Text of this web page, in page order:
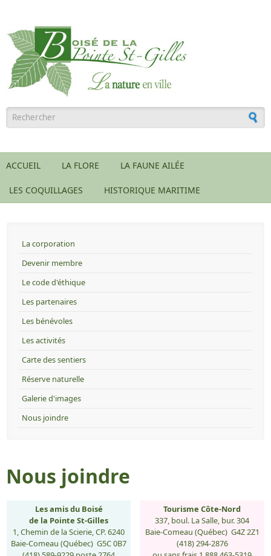
Formulaire de recherche
ACCUEIL LA FLORE LA FAUNE AILÉE
LES COQUILLAGES HISTORIQUE MARITIME
La corporation
Devenir membre
Le code d'éthique
Les partenaires
Les bénévoles
Les activités
Carte des sentiers
Réserve naturelle
Galerie d'images
Nous joindre
Nous joindre
Les amis du Boisé
de la Pointe St-Gilles
1, Chemin de la Scierie, CP. 6240
Baie-Comeau (Québec) G5C 0B7
Tourisme Côte-Nord
337, boul. La Salle, bur. 304
Baie-Comeau (Québec) G4Z 2Z1
(418) 294-2876